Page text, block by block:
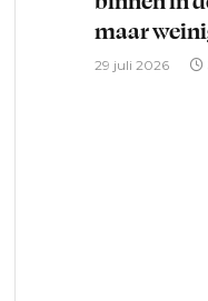
maar
29 juli 2026